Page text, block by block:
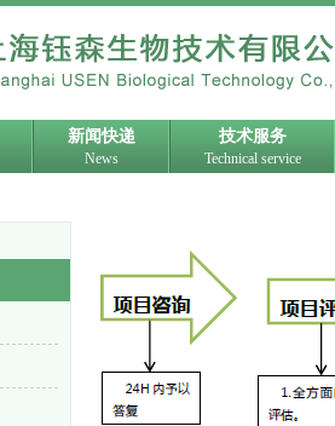
新闻快递
News
技术服务
Technical service